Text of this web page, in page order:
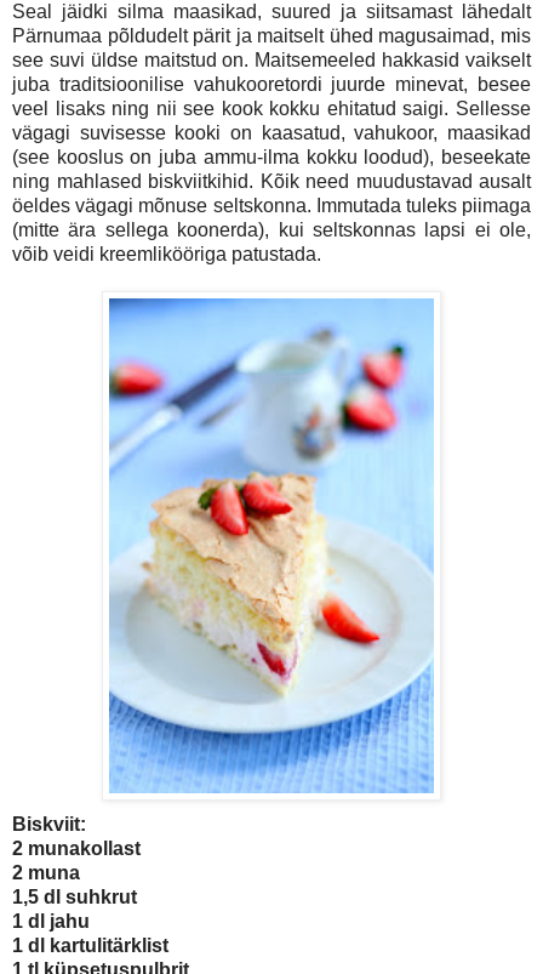
Seal jäidki silma maasikad, suured ja siitsamast lähedalt
Pärnumaa põldudelt pärit ja maitselt ühed magusaimad, mis
see suvi üldse maitstud on. Maitsemeeled hakkasid vaikselt
juba traditsioonilise vahukooretordi juurde minevat, besee
veel lisaks ning nii see kook kokku ehitatud saigi. Sellesse
vägagi suvisesse kooki on kaasatud, vahukoor, maasikad
(see kooslus on juba ammu-ilma kokku loodud), beseekate
ning mahlased biskviitkihid. Kõik need muudustavad ausalt
öeldes vägagi mõnuse seltskonna. Immutada tuleks piimaga
(mitte ära sellega koonerda), kui seltskonnas lapsi ei ole,
võib veidi kreemlikööriga patustada.
Biskviit:
2 munakollast
2 muna
1,5 dl suhkrut
1 dl jahu
1 dl kartulitärklist